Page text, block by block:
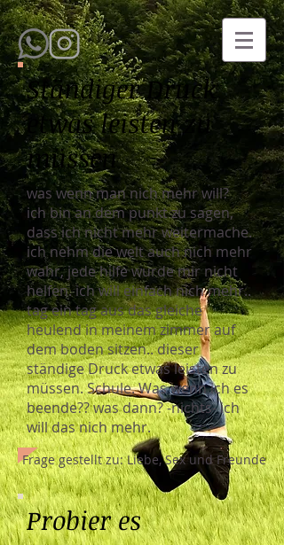
Ständiger Druck
etwas leisten zu
müssen
was wenn man nich mehr will?
ich bin an dem punkt zu sagen,
dass ich nicht mehr weitermache.
ich nehm die welt auch nich mehr
wahr, jede hilfe würde mir nicht
helfen. ich will einfach nich mehr..
tag ein tag aus das gleiche
heulend in meinem zimmer auf
dem boden sitzen.. dieser
ständige Druck etwas leisten zu
müssen. Schule. Was wenn ich es
beende?? was dann? -nichts- ich
will das nich mehr.
Frage gestellt zu: Liebe, Sex und Freunde
Probier es